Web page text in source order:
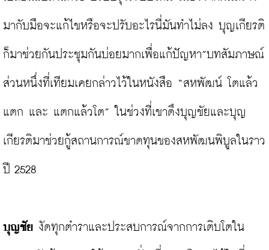
มากับมือจะแก้ไขหรือจะปรับอะไรนี่มันทำไม่ลง บุญเกียรติ
ก็มาช่วยกันประชุมกันบ่อยมากเพื่อแก้ปัญหา”บทสัมภาษณ์
ส่วนหนึ่งที่เทียมเคยกล่าวไว้ในหนังสือ “สหพัฒน์ โตแล้ว
แตก และ แตกแล้วโต” ในช่วงที่เขาดึงบุญชัยและบุญ
เกียรติมาช่วยกู้สถานการณ์ขาดทุนของสหพัฒนพิบูลในราว
ปี 2528
บุญชัย งัดทุกตำราและประสบการณ์จากการเติบโตใน